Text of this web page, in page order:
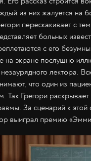
из них жалуется на
перескакивает с
больных
с его
на экране послушно
лектора.
что один из
Так Грегори
За сценарий к этой
выиграл премию